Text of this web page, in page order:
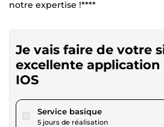
notre expertise !****
Je vais faire de votre
excellente
IOS
Service basiquepour 144,46 $US
5 jours de réalisation